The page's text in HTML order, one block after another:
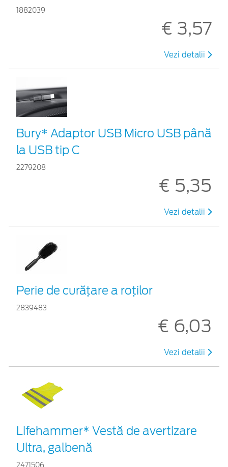
1882039
€ 3,57
Vezi detalii
Bury* Adaptor USB Micro USB până
la USB tip C
2279208
€ 5,35
Vezi detalii
Perie de curățare a roților
2839483
€ 6,03
Vezi detalii
Lifehammer* Vestă de avertizare
Ultra, galbenă
2471506